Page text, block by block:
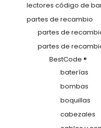
lectores código de
partes de recambio
partes de
partes de
BestCode ®
baterías
bombas
boquillas
cabezales